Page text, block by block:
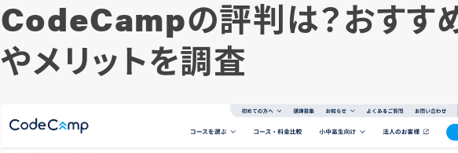
CodeCampの評判は？おすす
やメリットを調査